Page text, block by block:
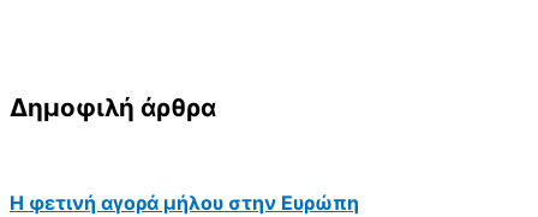
Δημοφιλή άρθρα
Η φετινή αγορά μήλου στην Ευρώπη